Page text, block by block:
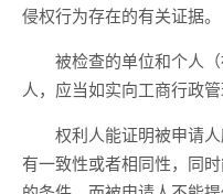
侵权行为存在的有关证据。
被检查的单位和个人（
人，应当如实向工商行政
权利人能证明被申请人
有一致性或者相同性，同